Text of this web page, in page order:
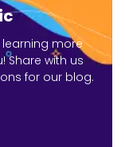
more
Share with us
for our blog.